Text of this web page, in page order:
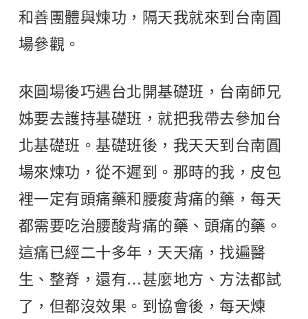
和善團體與煉功，隔天我就來到台南圓
場參觀。
來圓場後巧遇台北開基礎班，台南師兄
姊要去護持基礎班，就把我帶去參加台
北基礎班。基礎班後，我天天到台南圓
場來煉功，從不遲到。那時的我，皮包
裡一定有頭痛藥和腰痠背痛的藥，每天
都需要吃治腰酸背痛的藥、頭痛的藥。
這痛已經二十多年，天天痛，找遍醫
生、整脊，還有…甚麼地方、方法都試
了，但都沒效果。到協會後，每天煉